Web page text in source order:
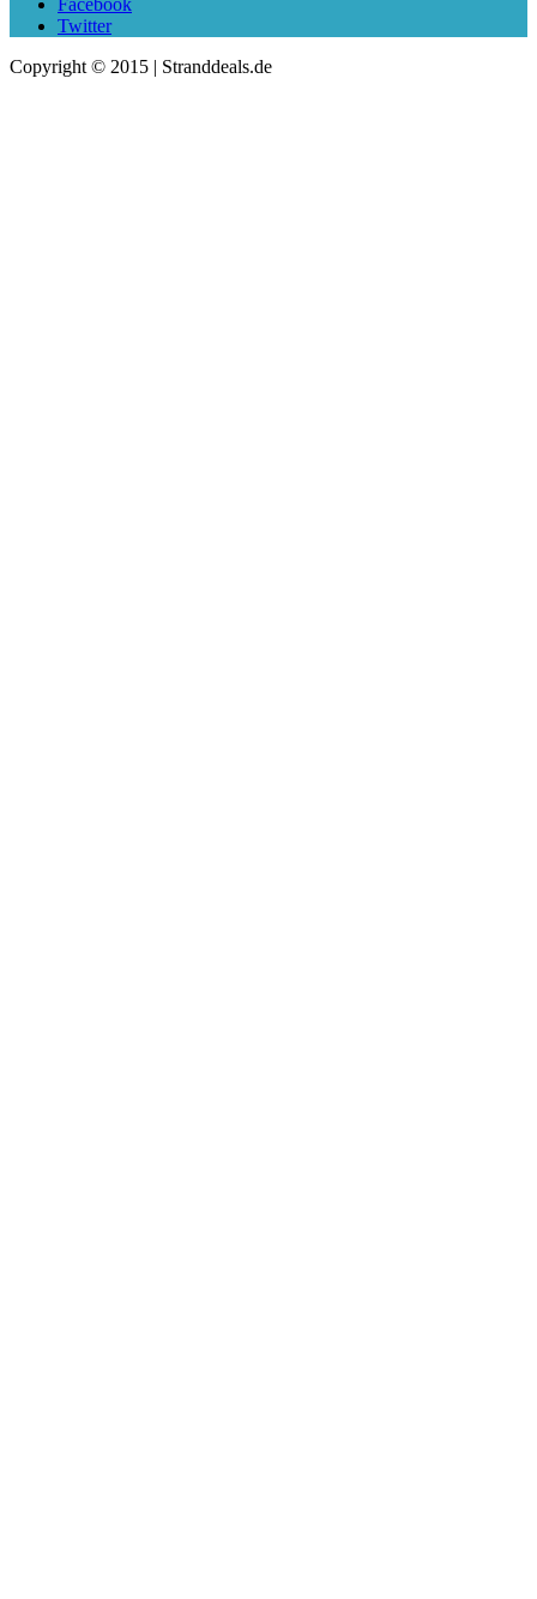
Facebook
Twitter
Copyright © 2015 | Stranddeals.de